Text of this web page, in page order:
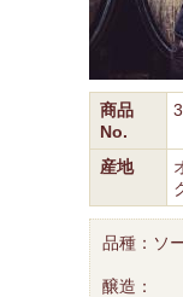
商品
No.
産地
品種：ソ
醸造：